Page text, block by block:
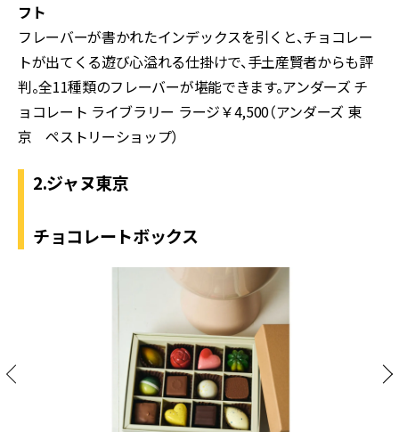
フト
フレーバーが書かれたインデックスを引くと、チョコレー
トが出てくる遊び心溢れる仕掛けで、手土産賢者からも評
判。全11種類のフレーバーが堪能できます。アンダーズ チ
ョコレート ライブラリー ラージ￥4,500（アンダーズ 東
京 ペストリーショップ）
2.ジャヌ東京
チョコレートボックス